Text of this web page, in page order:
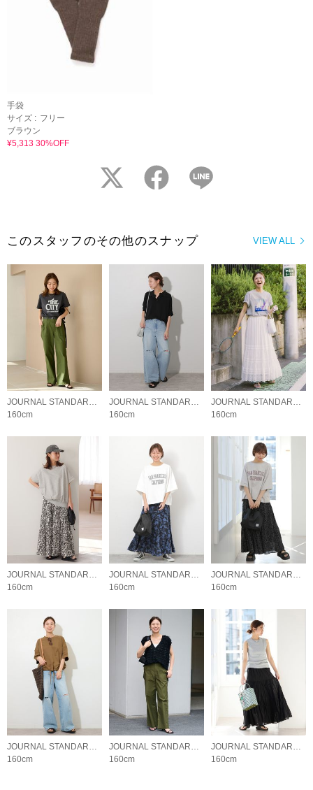
手袋
サイズ : フリー
ブラウン
¥5,313 30%OFF
twitter facebook
VIEW ALL
このスタッフのその他のスナップ
JOURNAL STANDARD relume LADYS
160cm
JOURNAL STANDARD relume LADYS
160cm
JOURNAL STANDARD relume LADYS
160cm
160cm
160cm
160cm
160cm
160cm
160cm